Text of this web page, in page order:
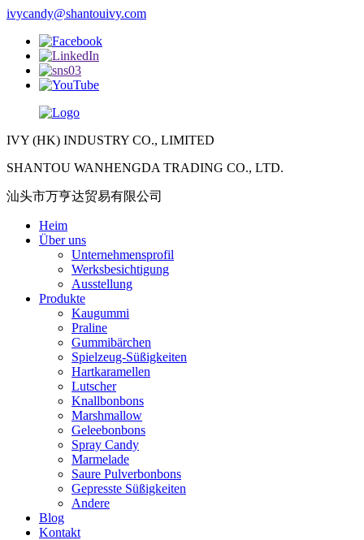
ivycandy@shantouivy.com
IVY (HK) INDUSTRY CO., LIMITED
SHANTOU WANHENGDA TRADING CO., LTD.
汕头市万亨达贸易有限公司
Heim
Über uns
Unternehmensprofil
Werksbesichtigung
Ausstellung
Produkte
Kaugummi
Praline
Gummibärchen
Spielzeug-Süßigkeiten
Hartkaramellen
Lutscher
Knallbonbons
Marshmallow
Geleebonbons
Spray Candy
Marmelade
Saure Pulverbonbons
Gepresste Süßigkeiten
Andere
Blog
Kontakt